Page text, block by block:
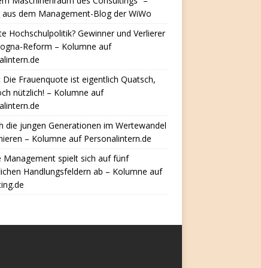
aus dem Management-Blog der WiWo
Hochschulpolitik? Gewinner und Verlierer
Reform – Kolumne auf
Die Frauenquote ist eigentlich Quatsch,
nützlich! – Kolumne auf
die jungen Generationen im Wertewandel
– Kolumne auf Personalintern.de
Management spielt sich auf fünf
Handlungsfeldern ab – Kolumne auf